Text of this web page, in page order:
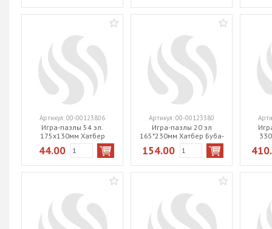
Игра-пазлы 54 эл.
175х130мм Хатбер
Любимые профессии 4
дизайна 54ПЗ5
Артикул: 00-00123806
44.00
Игра-пазлы 20 эл
165*230мм Хатбер Буба-
Буба MAXI 20ПЗ5_30779
Артикул: 00-00123380
154.00